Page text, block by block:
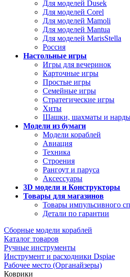
Для моделей Dusek
Для моделей Corel
Для моделей Mamoli
Для моделей Mantua
Для моделей MarisStella
Россия
Настольные игры
Игры для вечеринок
Карточные игры
Простые игры
Семейные игры
Стратегические игры
Хиты
Шашки, шахматы и
Модели из бумаги
Модели кораблей
Авиация
Техника
Строения
Рангоут и паруса
Аксессуары
3D модели и Конструкторы
Товары для магазинов
Товары импульсивного
Детали по гарантии
Сборные модели кораблей
Каталог товаров
Ручные инструменты
Инструмент и расходники Dspiae
Рабочее место (Органайзеры)
Коврики